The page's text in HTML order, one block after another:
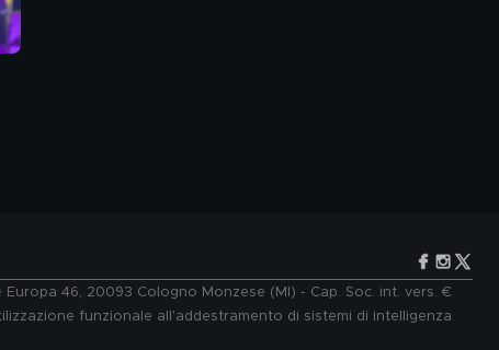
46, 20093 Cologno Monzese (MI) - Cap. Soc. int. vers. €
funzionale all'addestramento di sistemi di intelligenza